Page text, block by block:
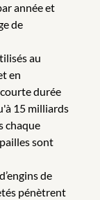
année et
de
au
en
durée
15 milliards
chaque
sont
de
pénètrent